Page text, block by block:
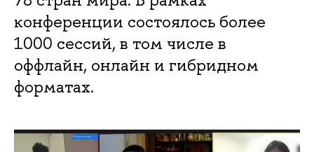
конференции состоялось более
1000 сессий, в том числе в
оффлайн, онлайн и гибридном
форматах.